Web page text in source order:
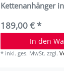
Kettenanhänger
189,00 € *
In den
* inkl. ges. MwSt. zzgl.